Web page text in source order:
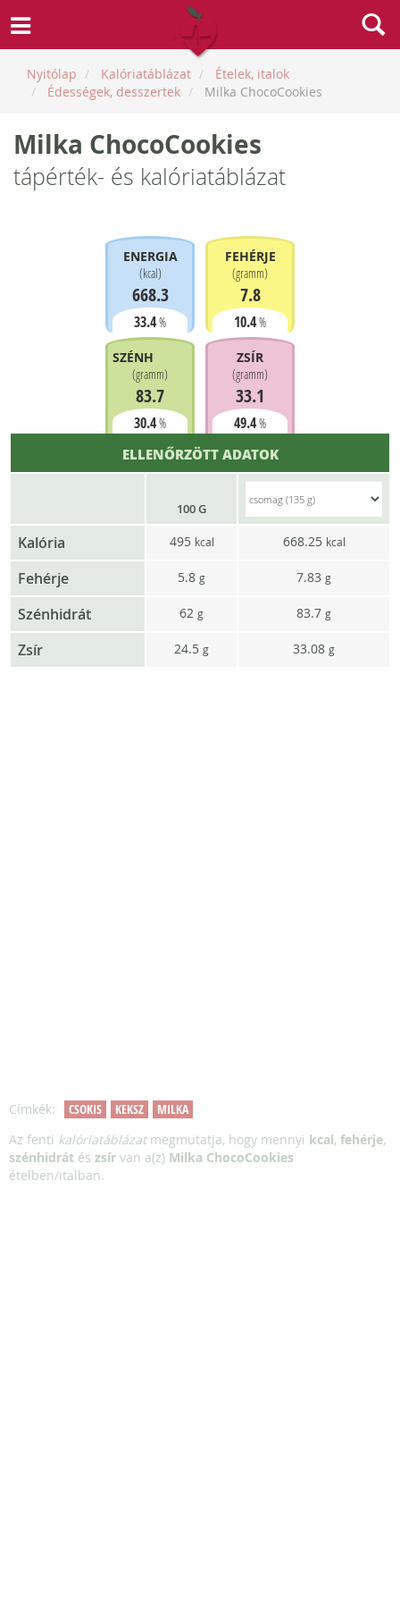
Nyitólap Kalóriatáblázat
Ételek, italok
Édességek, desszertek
Milka ChocoCookies
Milka ChocoCookies
tápérték- és kalóriatáblázat
ENERGIA
(kcal)
668.3
33.4%
FEHÉRJE
(gramm)
7.8
10.4%
SZÉNHIDRÁT
(gramm)
83.7
30.4%
ZSÍR
(gramm)
33.1
49.4%
ELLENŐRZÖTT ADATOK
100 G
Kalória 495 kcal 668.25 kcal
Fehérje 5.8 g 7.83 g
Szénhidrát 62 g 83.7 g
Zsír 24.5 g 33.08 g
Címkék: CSOKIS KEKSZ
MILKA
Az fenti kalóriatáblázatmegmutatja, hogy mennyi kcal, fehérje,
szénhidrát és zsír van a(z) Milka ChocoCookies
ételben/italban.